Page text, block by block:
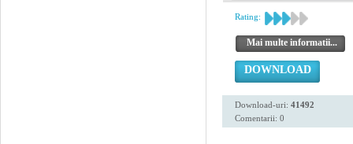
Rating:
Mai multe informatii...
DOWNLOAD
Download-uri: 41492
Comentarii: 0